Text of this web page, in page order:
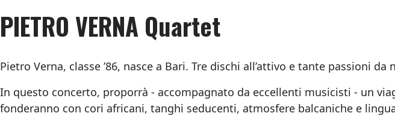
PIETRO VERNA Quartet
Pietro Verna, classe ’86, nasce a Bari. Tre dischi all’attivo e tante passioni da
In questo concerto, proporrà - accompagnato da eccellenti musicisti - un
fonderanno con cori africani, tanghi seducenti, atmosfere balcaniche e